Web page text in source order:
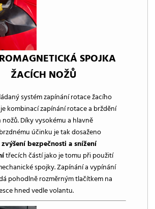
SPOJKA
ŽACÍCH NOŽŮ
systém zapínání rotace žacího
kombinací zapínání rotace a brždění
Díky vysokému a hlavně
účinku je tak dosaženo
zvýšení bezpečnosti a snížení
třecích částí jako je tomu při použití
spojky. Zapínání a vypínání
pohodlně rozměrným tlačítkem na
hned vedle volantu.